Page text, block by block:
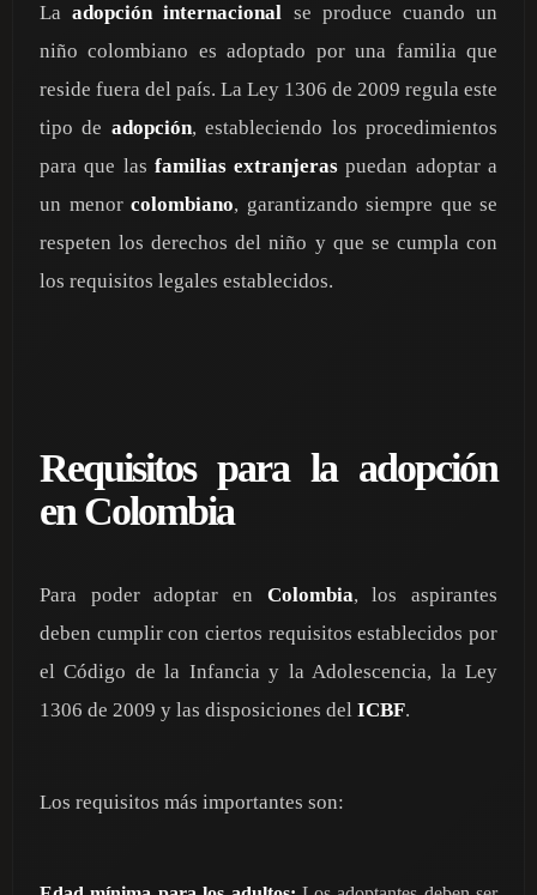
Laadopción internacional se produce cuando un
niño colombiano es adoptado por una familia que
reside fuera del país. La Ley 1306 de 2009 regula este
tipo de adopción, estableciendo los procedimientos
para que las familias extranjeras puedan adoptar a
un menor colombiano, garantizando siempre que se
respeten los derechos del niño y que se cumpla con
los requisitos legales establecidos.
Requisitos para la adopción
en Colombia
Para poder adoptar en Colombia, los aspirantes
deben cumplir con ciertos requisitos establecidos por
el Código de la Infancia y la Adolescencia, la Ley
1306 de 2009 y las disposiciones del ICBF.
Los requisitos más importantes son: